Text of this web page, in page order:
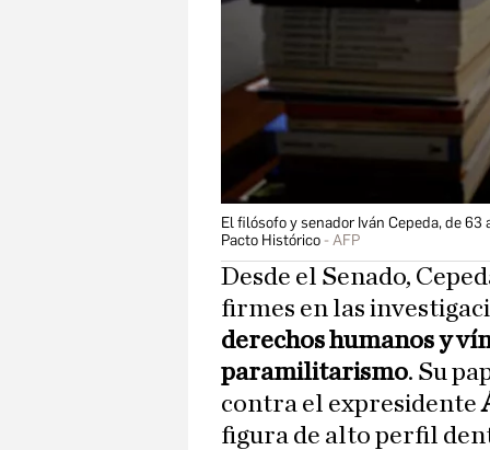
El filósofo y senador Iván Cepeda, de
Pacto Histórico
AFP
Desde el Senado,
firmes en las
derechos humanos y
paramilitarismo. Su
contra el expresidente
figura de alto perfil